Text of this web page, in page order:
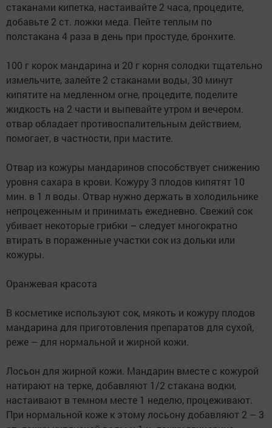
стаканами кипетка, настаивайте 2 часа, процедите,
добавьте 2 ст. ложки меда. Пейте теплым по
полстакана 4 раза в день при простуде, бронхите.
100 г корок мандарина и 20 г корня солодки тщательно
измельчите, залейте 2 стаканами воды, 30 минут
кипятите на медленном огне, процедите, поделите
жидкость на 2 части и выпевайте утром и вечером.
отвар обладает противоспалительным действием,
помогает, в частности, при мастите.
Отвар из кожуры мандаринов способствует снижению
уровня сахара в крови. Кожуру 3 плодов кипятят 10
мин. в 1 л воды. Отвар нужно держать в холодильнике
непроцеженным и принимать ежедневно. Свежий сок
убивает некоторые грибки – следует многократно
втирать в пораженные участки сок из дольки или
кожуры.
Оранжевая красота
В косметике используют сок, мякоть и кожуру плодов
мандарина для приготовления препаратов для сухой,
реже – для нормальной и жирной кожи.
Лосьон для жирной кожи. Мандарин вместе с кожурой
натирают на терке, добавляют 1/2 стакана водки,
настаивают в темном месте 1 неделю, процеживают.
При нормальной коже к этому лосьону добавляют 2 – 3